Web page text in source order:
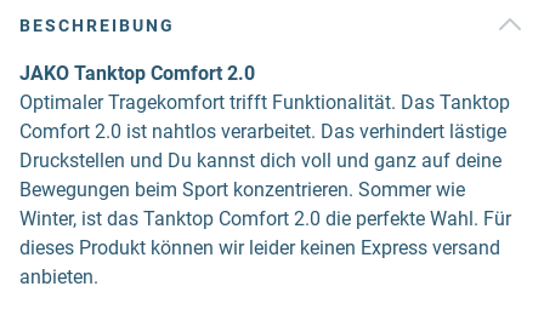
BESCHREIBUNG
JAKO Tanktop Comfort 2.0
Optimaler Tragekomfort trifft Funktionalität. Das Tanktop
Comfort 2.0 ist nahtlos verarbeitet. Das verhindert lästige
Druckstellen und Du kannst dich voll und ganz auf deine
Bewegungen beim Sport konzentrieren. Sommer wie
Winter, ist das Tanktop Comfort 2.0 die perfekte Wahl. Für
dieses Produkt können wir leider keinen Express versand
anbieten.